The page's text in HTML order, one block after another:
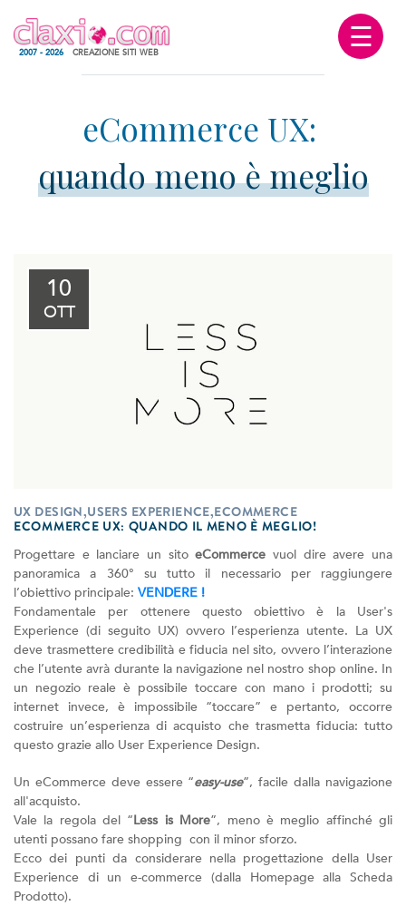
2007 - 2026 CREAZIONE SITI WEB ☰
quando meno è meglio
10
OTT
UX DESIGN,USERS EXPERIENCE,ECOMMERCE
ECOMMERCE UX: QUANDO IL MENO È MEGLIO!
Progettare e lanciare un sitoeCommerce vuol dire avere una
panoramica a 360° su tutto il necessario per raggiungere
l’obiettivo principale: VENDERE !
Fondamentale per ottenere questo obiettivo è la User's
Experience (di seguito UX) ovvero l’esperienza utente. La UX
deve trasmettere credibilità e fiducia nel sito, ovvero l’interazione
che l’utente avrà durante la navigazione nel nostro shop online. In
un negozio reale è possibile toccare con mano i prodotti; su
internet invece, è impossibile “toccare” e pertanto, occorre
costruire un’esperienza di acquisto che trasmetta fiducia: tutto
questo grazie allo User Experience Design.
Un eCommerce deve essere “easy-use”, facile dalla navigazione
all'acquisto.
Vale la regola del “Less is More”, meno è meglio affinché gli
utenti possano fare shopping con il minor sforzo.
Ecco dei punti da considerare nella progettazione della User
Experience di un e-commerce (dalla Homepage alla Scheda
Prodotto).